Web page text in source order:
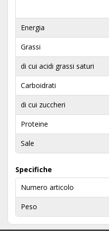
Energia
Grassi
di cui acidi grassi saturi
Carboidrati
di cui zuccheri
Proteine
Sale
Specifiche
Numero articolo
Peso